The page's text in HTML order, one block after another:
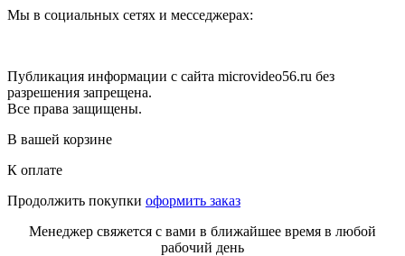
Мы в социальных сетях и месседжерах:
Публикация информации с сайта microvideo56.ru без
разрешения запрещена.
Все права защищены.
В вашей корзине
К оплате
Продолжить покупки оформить заказ
Менеджер свяжется с вами в ближайшее время в любой
рабочий день